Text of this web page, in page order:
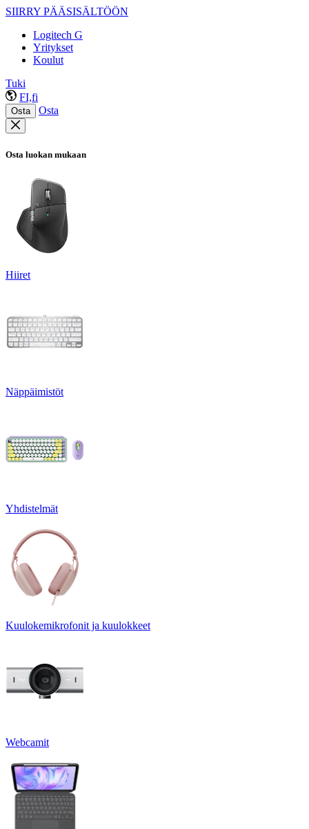
SIIRRY PÄÄSISÄLTÖÖN
Logitech G
Yritykset
Koulut
Tuki
FI,fi
Osta Osta
Osta luokan mukaan
Hiiret
Näppäimistöt
Yhdistelmät
Kuulokemikrofonit ja kuulokkeet
Webcamit